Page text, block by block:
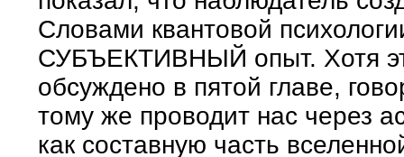
Словами квантовой
СУБЪЕКТИВНЫЙ опыт. Хотя
обсуждено в пятой главе,
тому же проводит нас через
как составную часть